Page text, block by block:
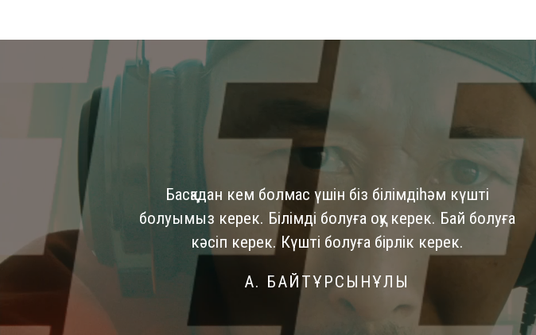
Басқадан кем болмас үшін біз білімдіһәм күшті
болуымыз керек. Білімді болуға оқу керек. Бай болуға
кәсіп керек. Күшті болуға бірлік керек.
А. БАЙТҰРСЫНҰЛЫ